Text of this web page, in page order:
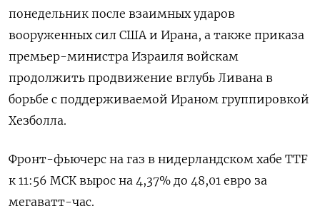
понедельник после взаимных ударов
вооруженных сил США и Ирана, а ‌также приказа
премьер-министра Израиля войскам
продолжить продвижение вглубь Ливана в
борьбе с поддерживаемой Ираном группировкой
Хезболла.
Фронт-фьючерс на газ в нидерландском хабе TTF
к 11:56 ​МСК вырос на 4,37% ​до 48,01 ​евро за
⁠мегаватт-час.